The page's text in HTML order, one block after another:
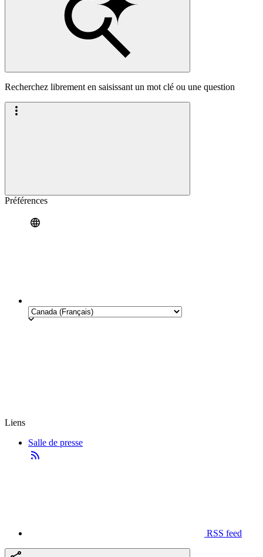
Recherchez librement en saisissant un mot clé ou une question
Préférences
Liens
Salle de presse
RSS feed